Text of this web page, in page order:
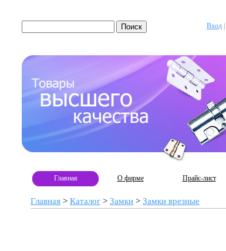
Вход
Главная О фирме Прайс-лист
Главная > Каталог > Замки > Замки врезные